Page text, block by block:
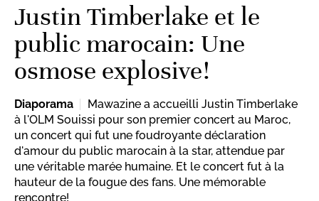
Justin Timberlake et le
public marocain: Une
osmose explosive!
Diaporama
Mawazine a accueilli Justin Timberlake
à l'OLM Souissi pour son premier concert au Maroc,
un concert qui fut une foudroyante déclaration
d'amour du public marocain à la star, attendue par
une véritable marée humaine. Et le concert fut à la
hauteur de la fougue des fans. Une mémorable
rencontre!